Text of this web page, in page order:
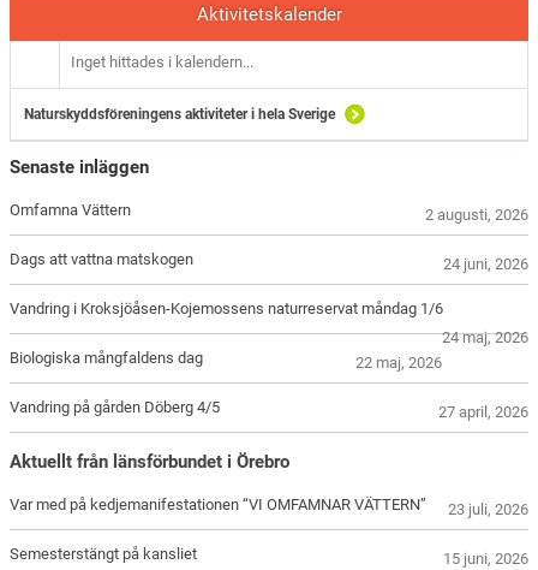
Aktivitetskalender
Inget hittades i kalendern...
Naturskyddsföreningens aktiviteter i hela Sverige
Senaste inläggen
Omfamna Vättern 2 augusti, 2026
Dags att vattna matskogen 24 juni, 2026
Vandring i Kroksjöåsen-Kojemossens naturreservat måndag 1/6
24 maj, 2026
Biologiska mångfaldens dag
22 maj, 2026
Vandring på gården Döberg 4/5 27 april, 2026
Aktuellt från länsförbundet i Örebro
Var med på kedjemanifestationen “VI OMFAMNAR VÄTTERN” 23 juli, 2026
Semesterstängt på kansliet 15 juni, 2026